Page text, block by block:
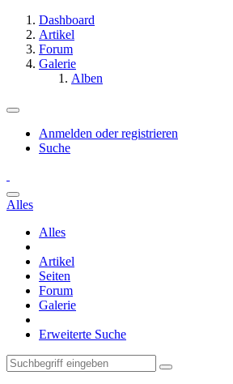
Dashboard
Artikel
Forum
Galerie
Alben
Anmelden oder registrieren
Suche
Alles
Alles
Artikel
Seiten
Forum
Galerie
Erweiterte Suche